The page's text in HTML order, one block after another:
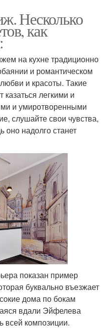
Несколько
как
на кухне традиционно
и романтическом
и красоты. Такие
легкими и
и умиротворенными
слушайте свои чувства,
оно надолго станет
показан пример
буквально въезжает
дома по бокам
вдали Эйфелева
всей композиции.